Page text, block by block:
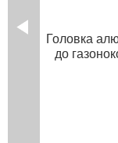
Головка
до